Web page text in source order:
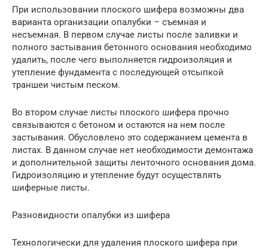
При использовании плоского шифера возможны два
варианта организации опалубки – съемная и
несъемная. В первом случае листы после заливки и
полного застывания бетонного основания необходимо
удалить, после чего выполняется гидроизоляция и
утепление фундамента с последующей отсыпкой
траншеи чистым песком.
Во втором случае листы плоского шифера прочно
связываются с бетоном и остаются на нем после
застывания. Обусловлено это содержанием цемента в
листах. В данном случае нет необходимости демонтажа
и дополнительной защиты ленточного основания дома.
Гидроизоляцию и утепление будут осуществлять
шиферные листы.
Разновидности опалубки из шифера
Технологически для удаления плоского шифера при